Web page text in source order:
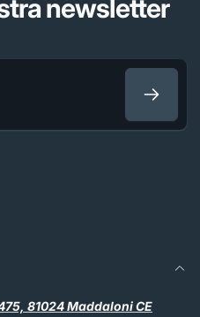
newsletter
81024 Maddaloni CE